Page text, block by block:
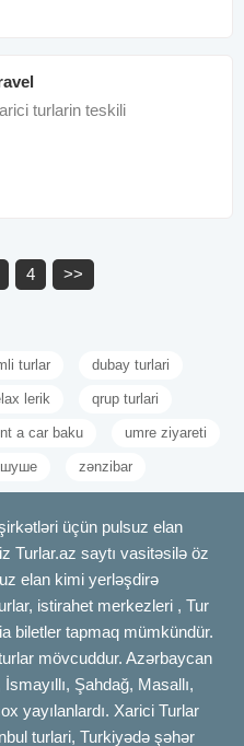
turlarin teskili
4 >>
turlar dubay turlari
lerik qrup turlari
a car baku umre ziyareti
шуше zənzibar
üçün pulsuz elan
Turlar.az saytı vasitəsilə öz
elan kimi yerləşdirə
istirahet merkezleri , Tur
biletler tapmaq mümkündür.
mövcuddur. Azərbaycan
Şahdağ, Masallı,
yayılanlardı. Xarici Turlar
turlari, Turkiyədə şəhər